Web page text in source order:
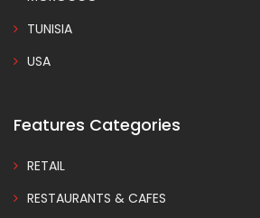
TUNISIA
USA
Features Categories
RETAIL
RESTAURANTS & CAFES